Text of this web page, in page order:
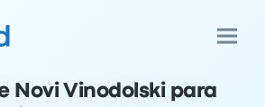
Novi Vinodolski para